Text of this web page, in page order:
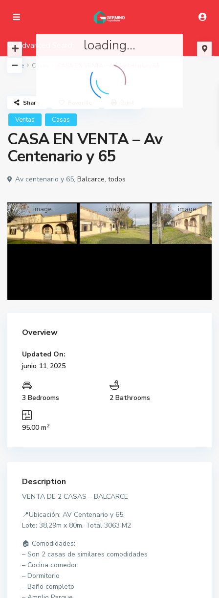
loading...
Advanced Search
Home Casas CASA EN VENTA – Av Centenario y 65
Ventas Casas
CASA EN VENTA – Av
Centenario y 65
Av centenario y 65, Balcarce, todos
Share
Overview
Updated On:
junio 11, 2025
3 Bedrooms 2 Bathrooms
95.00 m2
Description
VENTA DE 2 CASAS – BALCARCE
📍Ubicación: AV Centenario y 65.
Lote: 38,29m x 80m. Total 3063 M2
🏠 Comodidades:
– Son 2 casas de similares comodidades
– Cocina comedor
– Dormitorio
– Baño completo